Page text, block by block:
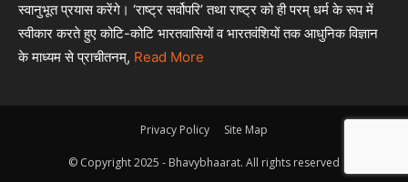
स्वानुभूत प्रयास करेंगे। ‘राष्ट्र सर्वोपरि’ तथा राष्ट्र को ही परम् धर्म के रूप में
स्वीकार करते हुए कोटि-कोटि भारतवासियों व भारतवंशियों तक आधुनिक विज्ञान
के माध्यम से प्राचीतनम्, Read More
Privacy Policy Site Map
© Copyright 2025 - Bhavybhaarat. All rights reserved